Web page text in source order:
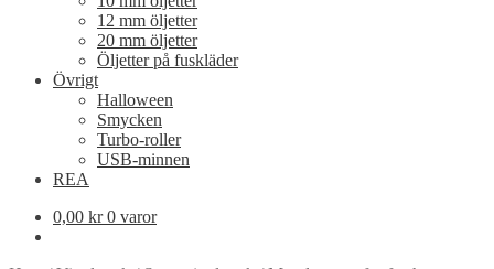
12 mm öljetter
20 mm öljetter
Öljetter på fuskläder
Övrigt
Halloween
Smycken
Turbo-roller
USB-minnen
REA
0,00 kr 0 varor